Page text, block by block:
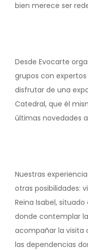
bien merece ser
Desde Evocarte
grupos con
disfrutar de una
Catedral, que él
últimas novedades
Nuestras
otras posibilidades:
Reina Isabel,
donde contemplar
acompañar la visita
las dependencias